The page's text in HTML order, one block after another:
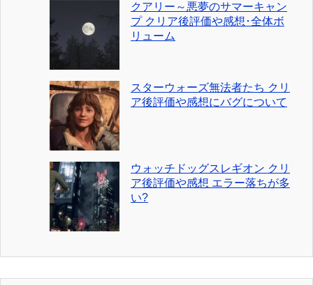
クアリー～悪夢のサマーキャン
プ クリア後評価や感想･全体ボ
リューム
スターウォーズ無法者たち クリ
ア後評価や感想にバグについて
ウォッチドッグスレギオン クリ
ア後評価や感想 エラー落ちが多
い?